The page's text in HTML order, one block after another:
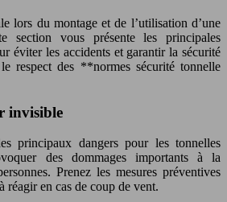
lors du montage et de l’utilisation d’une
section vous présente les principales
éviter les accidents et garantir la sécurité
respect des **normes sécurité tonnelle
invisible
principaux dangers pour les tonnelles
des dommages importants à la
Prenez les mesures préventives
réagir en cas de coup de vent.